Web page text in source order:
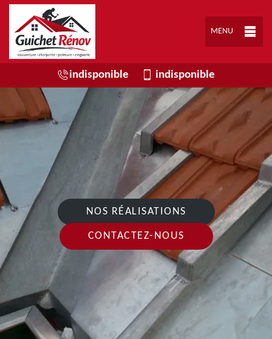
MENU
indisponible indisponible
NOS RÉALISATIONS
CONTACTEZ-NOUS